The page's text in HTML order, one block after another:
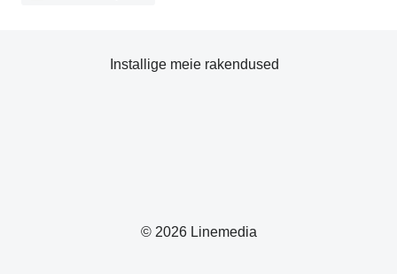
© 2026 Linemedia
Installige meie rakendused